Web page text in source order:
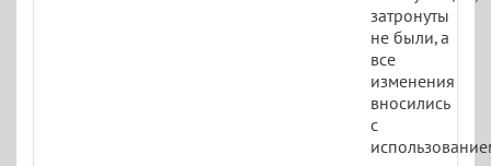
затронуты
не были, а
все
изменения
вносились
с